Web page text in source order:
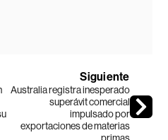
Siguiente
Australia registra inesperado
superávit comercial
impulsado por
exportaciones de materias
primas